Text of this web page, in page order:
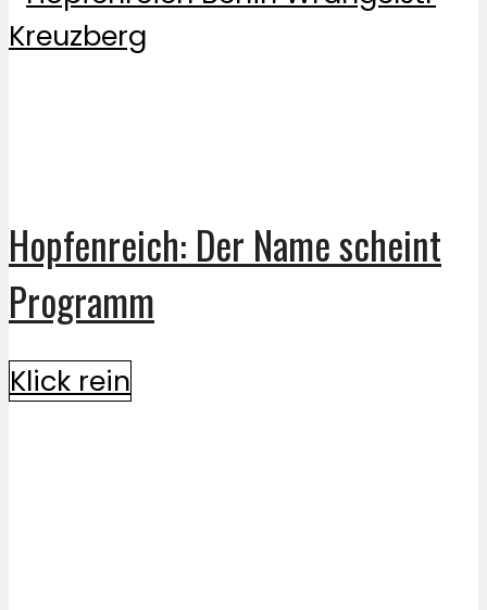
Hopfenreich: Der Name scheint
Programm
Klick rein